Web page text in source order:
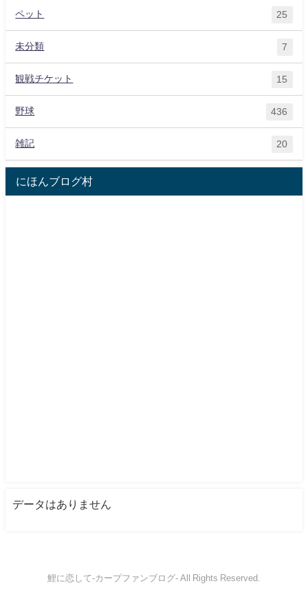
ペット 25
未分類 7
観戦チケット 15
野球 436
雑記 20
にほんブログ村
データはありません
鯉に恋して-カープファンブログ- All Rights Reserved.